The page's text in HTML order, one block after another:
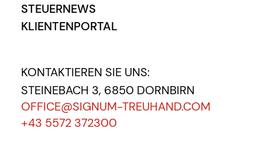
STEUERNEWS
KLIENTENPORTAL
KONTAKTIEREN SIE UNS:
STEINEBACH 3, 6850 DORNBIRN
OFFICE@SIGNUM-TREUHAND.COM
+43 5572 372300